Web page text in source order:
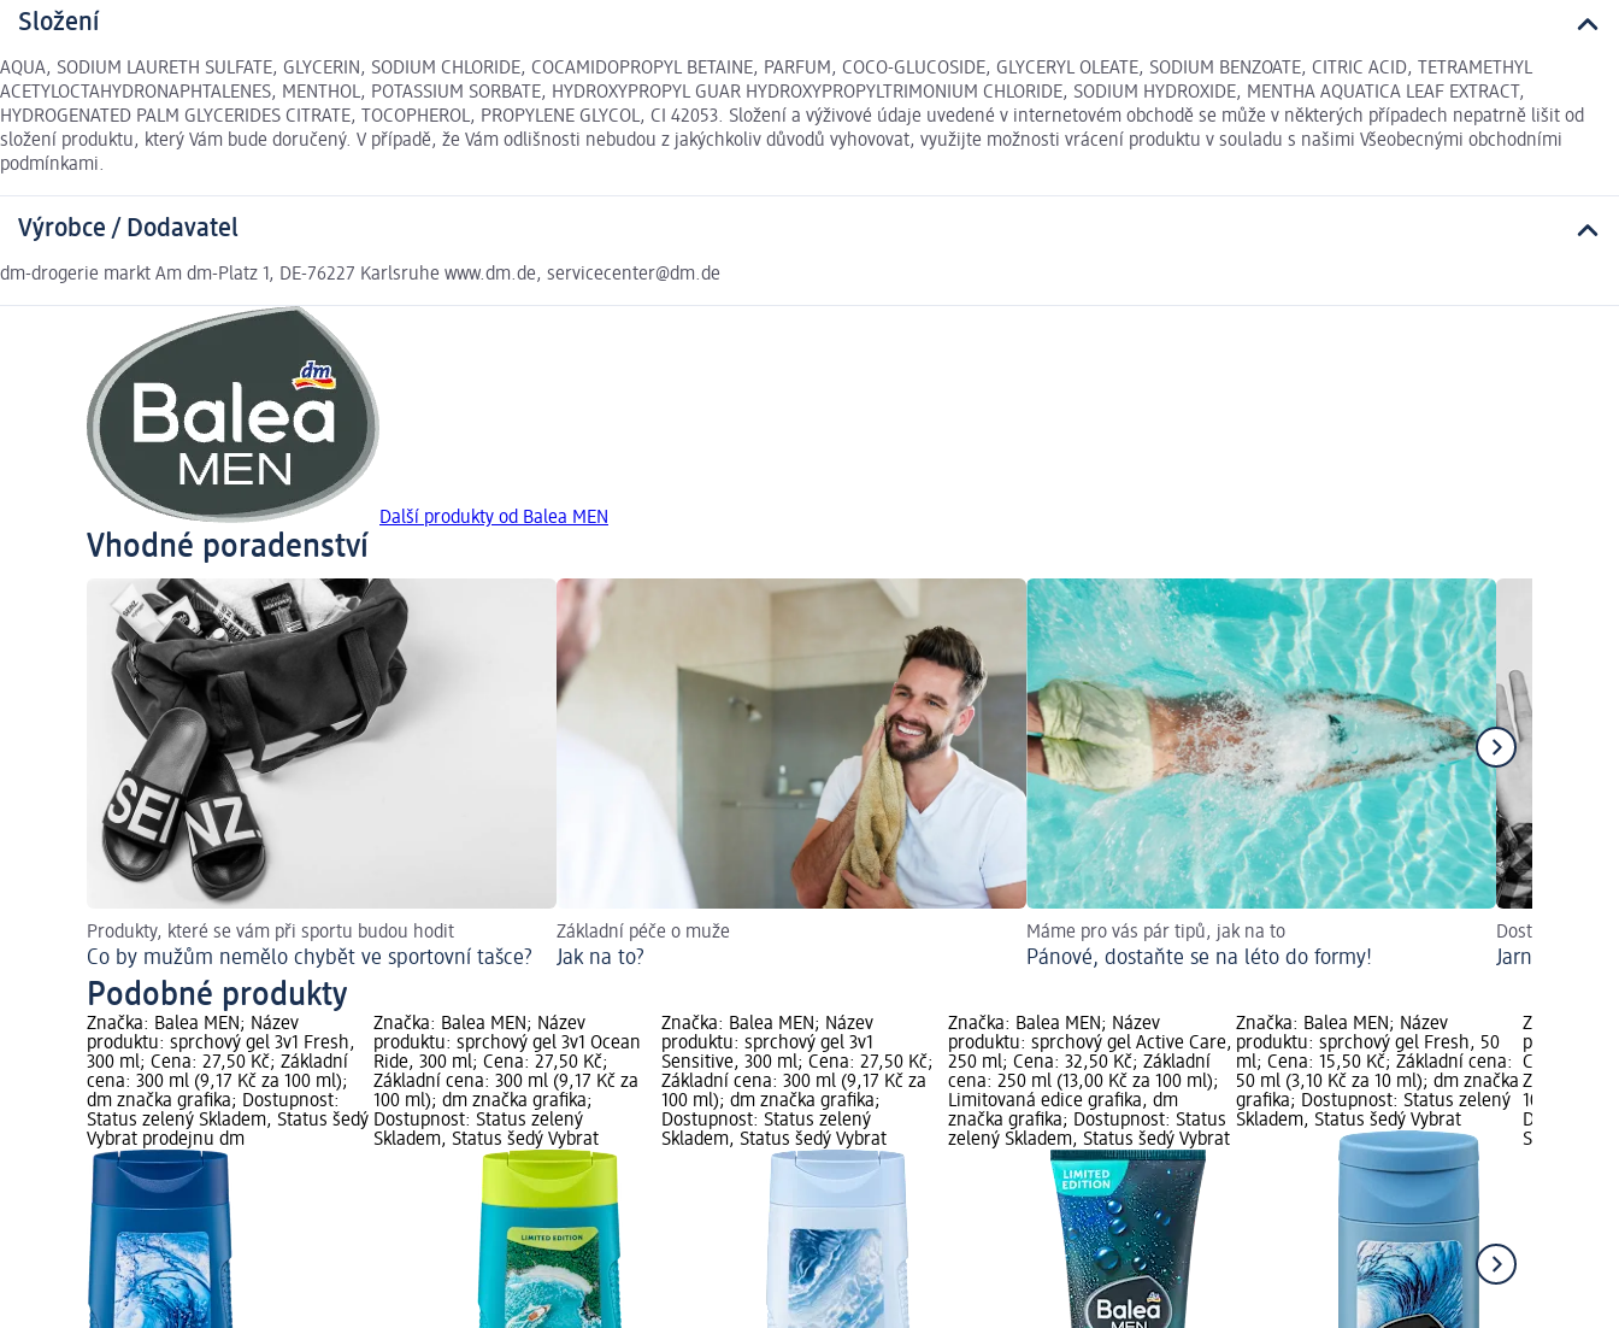
Složení
AQUA, SODIUM LAURETH SULFATE, GLYCERIN, SODIUM CHLORIDE, COCAMIDOPROPYL BETAINE, PARFUM, COCO-GLUCOSIDE, GLYCERYL OLEATE, SODIUM BENZOATE, CITRIC ACID, TETRAMETHYL
ACETYLOCTAHYDRONAPHTALENES, MENTHOL, POTASSIUM SORBATE, HYDROXYPROPYL GUAR HYDROXYPROPYLTRIMONIUM CHLORIDE, SODIUM HYDROXIDE, MENTHA AQUATICA LEAF EXTRACT,
HYDROGENATED PALM GLYCERIDES CITRATE, TOCOPHEROL, PROPYLENE GLYCOL, CI 42053. Složení a výživové údaje uvedené v internetovém obchodě se může v některých případech nepatrně lišit od
složení produktu, který Vám bude doručený. V případě, že Vám odlišnosti nebudou z jakýchkoliv důvodů vyhovovat, využijte možnosti vrácení produktu v souladu s našimi Všeobecnými obchodními
podmínkami.
Výrobce / Dodavatel
dm-drogerie markt Am dm-Platz 1, DE-76227 Karlsruhe www.dm.de, servicecenter@dm.de
Další produkty od Balea MEN
Vhodné poradenství
Produkty, které se vám při sportu budou hodit
Co by mužům nemělo chybět ve sportovní tašce?
Základní péče o muže
Jak na to?
Máme pro vás pár tipů, jak na to
Pánové, dostaňte se na léto do formy!
Dostaňte pleť
Jarní
Podobné produkty
Značka: Balea MEN; Název
produktu: sprchový gel 3v1 Fresh,
300 ml; Cena: 27,50 Kč; Základní
cena: 300 ml (9,17 Kč za 100 ml);
dm značka grafika; Dostupnost:
Status zelený Skladem, Status šedý
Vybrat prodejnu dm
Značka: Balea MEN; Název
produktu: sprchový gel 3v1 Ocean
Ride, 300 ml; Cena: 27,50 Kč;
Základní cena: 300 ml (9,17 Kč za
100 ml); dm značka grafika;
Dostupnost: Status zelený
Skladem, Status šedý Vybrat
Značka: Balea MEN; Název
produktu: sprchový gel 3v1
Sensitive, 300 ml; Cena: 27,50 Kč;
Základní cena: 300 ml (9,17 Kč za
100 ml); dm značka grafika;
Dostupnost: Status zelený
Skladem, Status šedý Vybrat
Značka: Balea MEN; Název
produktu: sprchový gel Active Care,
250 ml; Cena: 32,50 Kč; Základní
cena: 250 ml (13,00 Kč za 100 ml);
Limitovaná edice grafika, dm
značka grafika; Dostupnost: Status
zelený Skladem, Status šedý Vybrat
Značka: Balea MEN; Název
produktu: sprchový gel Fresh, 50
ml; Cena: 15,50 Kč; Základní cena:
50 ml (3,10 Kč za 10 ml); dm značka
grafika; Dostupnost: Status zelený
Skladem, Status šedý Vybrat
Značka:
produktu:
Carbon,
Základní
100 ml);
Skladem,